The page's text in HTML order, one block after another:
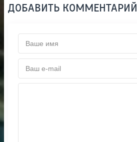
ДОБАВИТЬ КОММЕНТАРИЙ